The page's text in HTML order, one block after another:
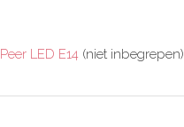
Peer LED E14 (niet inbegrepen)